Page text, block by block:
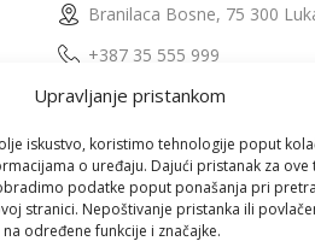
Upravljanje pristankom
iskustvo, koristimo tehnologije poput
o uređaju. Dajući pristanak za ove
podatke poput ponašanja pri
stranici. Nepoštivanje pristanka ili
određene funkcije i značajke.
Branilaca Bosne, 75 300
+387 35 555 999
info@pconer.ba
ID: 4210115760008
PDV : 210115760008